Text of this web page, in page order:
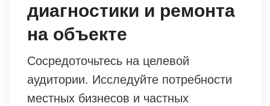
диагностики и ремонта
на объекте
Сосредоточьтесь на целевой
аудитории. Исследуйте потребности
местных бизнесов и частных